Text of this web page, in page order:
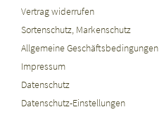
Vertrag widerrufen
Sortenschutz, Markenschutz
Allgemeine Geschäftsbedingungen
Impressum
Datenschutz
Datenschutz-Einstellungen